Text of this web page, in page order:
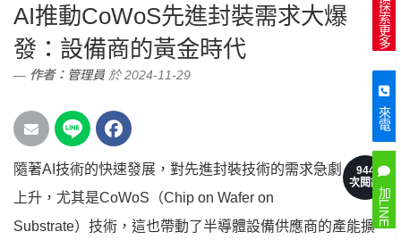
探索更多
來電
加LINE
AI推動CoWoS先進封裝需求大爆
發：設備商的黃金時代
作者： 管理員 於 2024-11-29
944
次閱讀
隨著AI技術的快速發展，對先進封裝技術的需求急劇
上升，尤其是CoWoS（Chip on Wafer on
Substrate）技術，這也帶動了半導體設備供應商的產能擴